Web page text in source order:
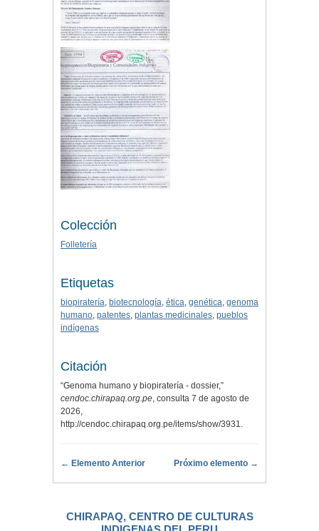
Colección
Folletería
Etiquetas
biopiratería, biotecnología, ética, genética, genoma
humano, patentes, plantas medicinales, pueblos
indígenas
Citación
“Genoma humano y biopiratería - dossier,”
cendoc.chirapaq.org.pe, consulta 7 de agosto de
2026,
http://cendoc.chirapaq.org.pe/items/show/3931.
← Elemento Anterior Próximo elemento →
CHIRAPAQ, CENTRO DE CULTURAS